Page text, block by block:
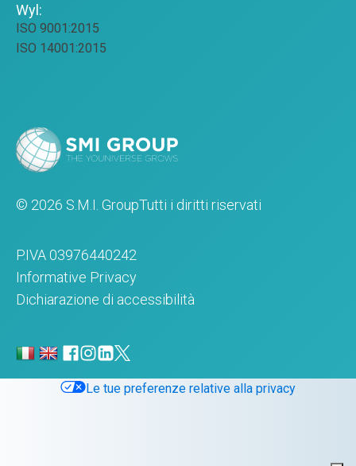
Wyl:
ISO 9001:2015
ISO 14001:2015
© 2026 S.M.I. GroupTutti i diritti riservati
P.IVA 03976440242
Informative Privacy
Dichiarazione di accessibilità
Le tue preferenze relative alla privacy